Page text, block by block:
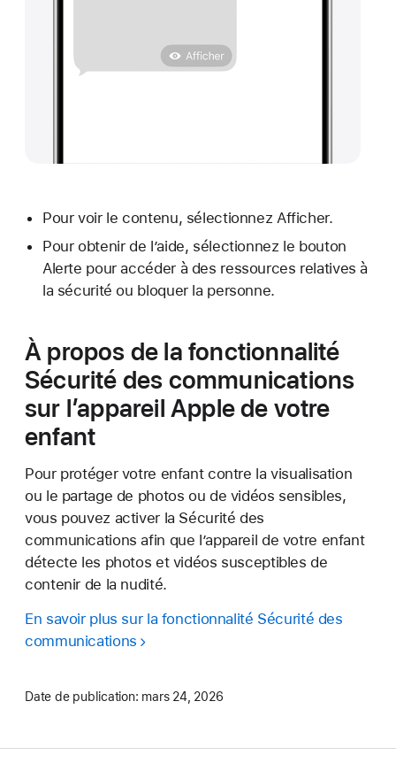
Pour voir le contenu, sélectionnez Afficher.
Pour obtenir de l’aide, sélectionnez le bouton
Alerte pour accéder à des ressources relatives à
la sécurité ou bloquer la personne.
À propos de la fonctionnalité
Sécurité des communications
sur l’appareil Apple de votre
enfant
Pour protéger votre enfant contre la visualisation
ou le partage de photos ou de vidéos sensibles,
vous pouvez activer la Sécurité des
communications afin que l’appareil de votre enfant
détecte les photos et vidéos susceptibles de
contenir de la nudité.
En savoir plus sur la fonctionnalité Sécurité des
communications
Date de publication: mars 24, 2026